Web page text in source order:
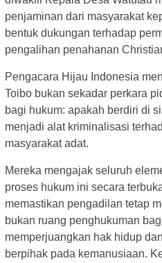
penjaminan dari masyarakat
bentuk dukungan terhadap
pengalihan penahanan
Pengacara Hijau Indonesia
Toibo bukan sekadar perkara
bagi hukum: apakah berdiri di
menjadi alat kriminalisasi
masyarakat adat.
Mereka mengajak seluruh
proses hukum ini secara
memastikan pengadilan tetap
bukan ruang penghukuman
memperjuangkan hak hidup
berpihak pada kemanusiaan.